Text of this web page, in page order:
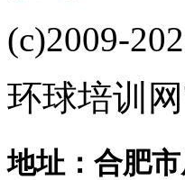
(c)2009-
环球培训
地址：合肥